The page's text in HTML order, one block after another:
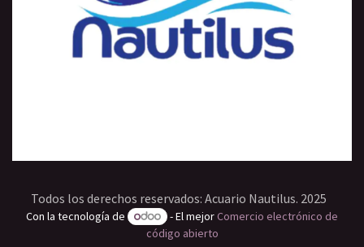
Todos los derechos reservados: Acuario Nautilus. 2025
Con la tecnología de - El mejorComercio electrónico de
código abierto